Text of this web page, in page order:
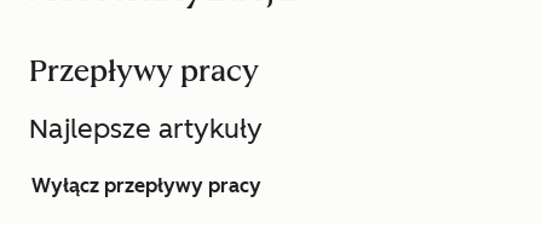
Przepływy pracy
Najlepsze artykuły
Wyłącz przepływy pracy